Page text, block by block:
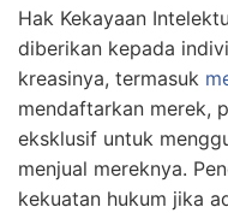
Hak Kekayaan
diberikan kepada
kreasinya, termasuk
mendaftarkan merek,
eksklusif untuk
menjual mereknya.
kekuatan hukum jika